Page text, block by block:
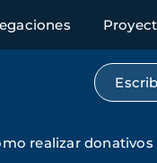
realizar